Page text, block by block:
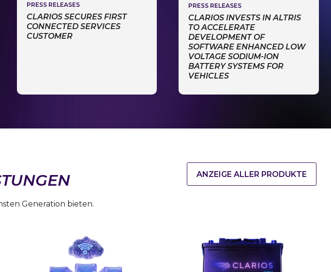
PRESS RELEASES
CLARIOS SECURES FIRST
CONNECTED SERVICES
CUSTOMER
PRESS RELEASES
CLARIOS INVESTS IN ALTRIS
TO ACCELERATE
DEVELOPMENT OF
SOFTWARE ENHANCED LOW
VOLTAGE SODIUM-ION
BATTERY SYSTEMS FOR
VEHICLES
Generation bieten.
ANZEIGE ALLER PRODUKTE